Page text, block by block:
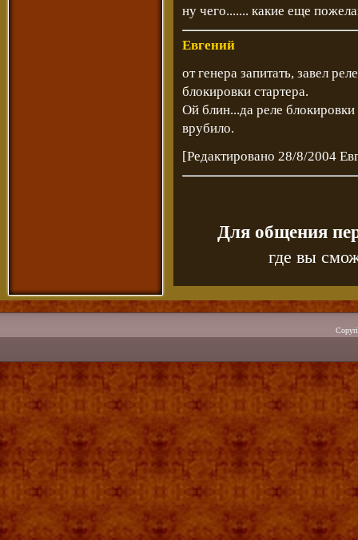
ну чего....... какие еще
Евгений
от генера запитать, завел
блокировки стартера.
Ой блин...да реле блокировки
врубило.
[Редактировано 28/8/2004
Для общения
где вы